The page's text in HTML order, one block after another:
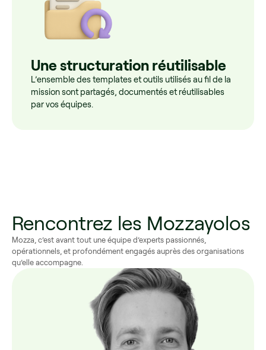
Une structuration réutilisable
L’ensemble des templates et outils utilisés au fil de la
mission sont partagés, documentés et réutilisables
par vos équipes.
Rencontrez les Mozzayolos
Mozza, c’est avant tout une équipe d’experts passionnés,
opérationnels, et profondément engagés auprès des organisations
qu’elle accompagne.